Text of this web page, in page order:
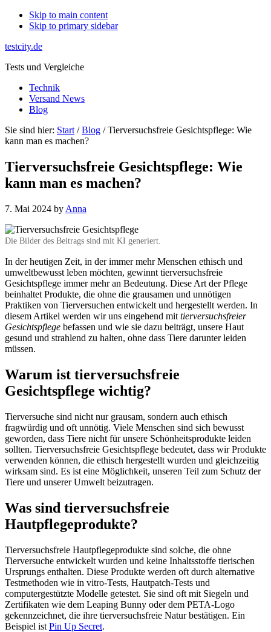
Skip to main content
Skip to primary sidebar
testcity.de
Tests und Vergleiche
Technik
Versand News
Blog
Sie sind hier: Start /Blog / Tierversuchsfreie Gesichtspflege: Wie
kann man es machen?
Tierversuchsfreie Gesichtspflege: Wie
kann man es machen?
7. Mai 2024 by Anna
Die Bilder des Beitrags sind mit KI generiert.
In der heutigen Zeit, in der immer mehr Menschen ethisch und
umweltbewusst leben möchten, gewinnt tierversuchsfreie
Gesichtspflege immer mehr an Bedeutung. Diese Art der Pflege
beinhaltet Produkte, die ohne die grausamen und unnötigen
Praktiken von Tierversuchen entwickelt und hergestellt werden. In
diesem Artikel werden wir uns eingehend mit tierversuchsfreier
Gesichtspflege befassen und wie sie dazu beiträgt, unsere Haut
gesund und strahlend zu halten, ohne dass Tiere darunter leiden
müssen.
Warum ist tierversuchsfreie
Gesichtspflege wichtig?
Tierversuche sind nicht nur grausam, sondern auch ethisch
fragwürdig und oft unnötig. Viele Menschen sind sich bewusst
geworden, dass Tiere nicht für unsere Schönheitsprodukte leiden
sollten. Tierversuchsfreie Gesichtspflege bedeutet, dass wir Produkte
verwenden können, die ethisch hergestellt wurden und gleichzeitig
wirksam sind. Es ist eine Möglichkeit, unseren Teil zum Schutz der
Tiere und unserer Umwelt beizutragen.
Was sind tierversuchsfreie
Hautpflegeprodukte?
Tierversuchsfreie Hautpflegeprodukte sind solche, die ohne
Tierversuche entwickelt wurden und keine Inhaltsstoffe tierischen
Ursprungs enthalten. Diese Produkte werden oft durch alternative
Testmethoden wie in vitro-Tests, Hautpatch-Tests und
computergestützte Modelle getestet. Sie sind oft mit Siegeln und
Zertifikaten wie dem Leaping Bunny oder dem PETA-Logo
gekennzeichnet, die ihre tierversuchsfreie Natur bestätigen. Ein
Beispiel ist Pin Up Secret.